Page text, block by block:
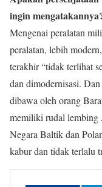
ingin
Mengenai peralatan
peralatan, lebih
terakhir “tidak terlihat
dan dimodernisasi.
dibawa oleh orang
memiliki rudal lembing
Negara Baltik dan
kabur dan tidak terlalu